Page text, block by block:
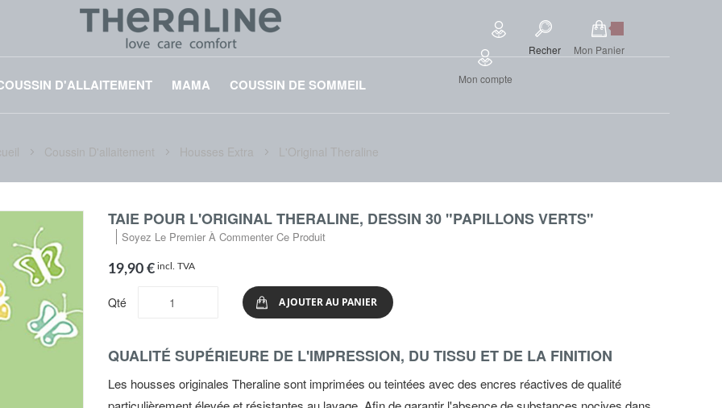
Mon Panier
Recher
Mon compte
D'ALLAITEMENT MAMA COUSSIN DE SOMMEIL
Coussin D'allaitement Housses Extra L'Original Theraline
TAIE POUR L'ORIGINAL THERALINE, DESSIN 30 "PAPILLONS VERTS"
Soyez Le Premier À Commenter Ce Produit
19,90 € incl. TVA
Qté AJOUTER AU PANIER
QUALITÉ SUPÉRIEURE DE L'IMPRESSION, DU TISSU ET DE LA FINITION
Les housses originales Theraline sont imprimées ou teintées avec des encres réactives de qualité